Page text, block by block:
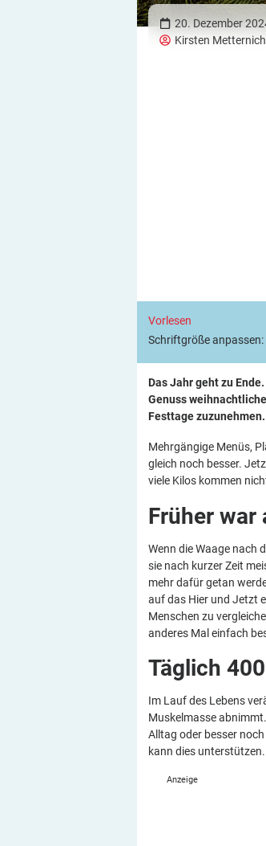
20. Dezember
Kirsten
Vorlesen
Schriftgröße anpassen:
Das Jahr geht zu
Genuss
Festtage
Mehrgängige Menüs,
gleich noch besser.
viele Kilos kommen
Früher war
Wenn die Waage nach
sie nach kurzer Zeit
mehr dafür getan
auf das Hier und Jetzt
Menschen zu
anderes Mal einfach
Täglich
Im Lauf des Lebens
Muskelmasse
Alltag oder besser
kann dies unterstützen.